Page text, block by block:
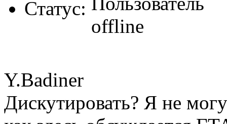
Статус:
Y.Badiner
Дискутировать? Я не